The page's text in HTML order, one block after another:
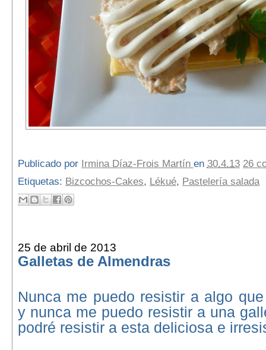
Publicado por Irmina Díaz-Frois Martín en 30.4.13 26
Etiquetas: Bizcochos-Cakes, Lékué, Pastelería salada
25 de abril de 2013
Galletas de Almendras
Nunca me puedo resistir a algo
y nunca me puedo resistir a una
podré resistir a esta deliciosa e